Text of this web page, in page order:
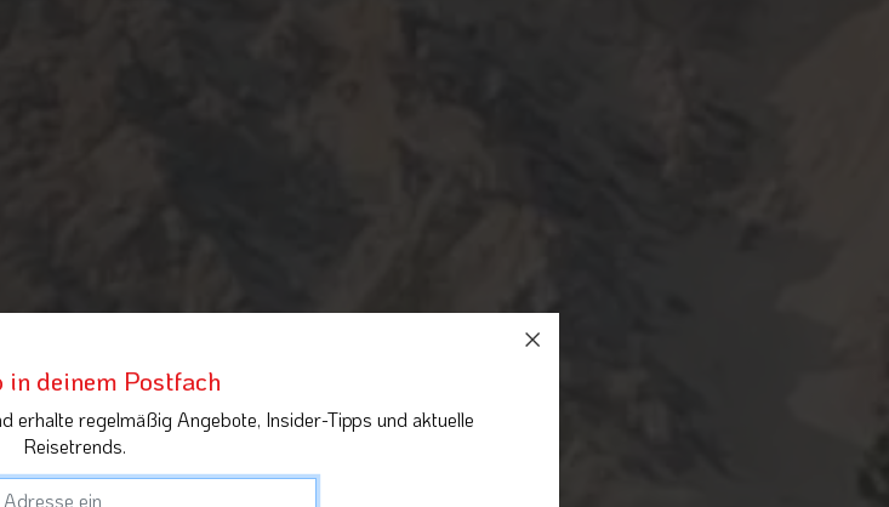
in deinem Postfach
erhalte regelmäßig Angebote, Insider-Tipps und aktuelle
Reisetrends.